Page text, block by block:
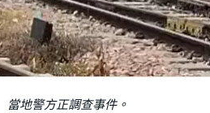
當地警方正調查事件。